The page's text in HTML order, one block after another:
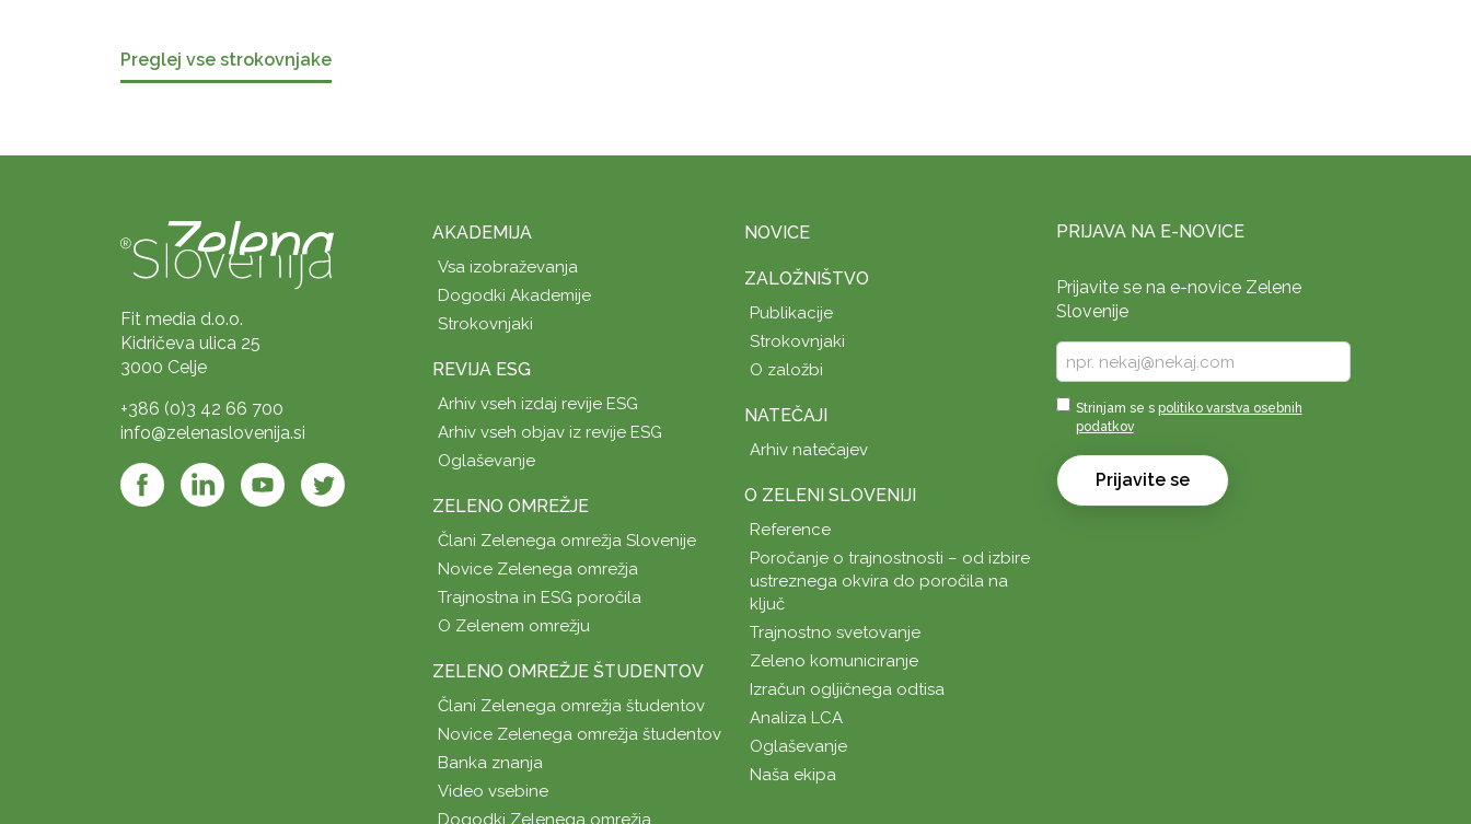
Preglej vse strokovnjake
Fit media d.o.o.
Kidričeva ulica 25
3000 Celje
+386 (0)3 42 66 700
info@zelenaslovenija.si
AKADEMIJA
Vsa izobraževanja
Dogodki Akademije
Strokovnjaki
REVIJA ESG
Arhiv vseh izdaj revije ESG
Arhiv vseh objav iz revije ESG
Oglaševanje
ZELENO OMREŽJE
Člani Zelenega omrežja Slovenije
Novice Zelenega omrežja
Trajnostna in ESG poročila
O Zelenem omrežju
ZELENO OMREŽJE ŠTUDENTOV
Člani Zelenega omrežja študentov
Novice Zelenega omrežja študentov
Banka znanja
Video vsebine
Dogodki Zelenega omrežja
NOVICE
ZALOŽNIŠTVO
Publikacije
Strokovnjaki
O založbi
NATEČAJI
Arhiv natečajev
O ZELENI SLOVENIJI
Reference
Poročanje o trajnostnosti – od izbire
ustreznega okvira do poročila na
ključ
Trajnostno svetovanje
Zeleno komuniciranje
Izračun ogljičnega odtisa
Analiza LCA
Oglaševanje
Naša ekipa
PRIJAVA NA E-NOVICE
Prijavite se na e-novice Zelene
Slovenije
Vpišite
vaš
e-
naslov
Sprejmi
Strinjam se s politiko varstva osebnih
podatkov
Prijavite se